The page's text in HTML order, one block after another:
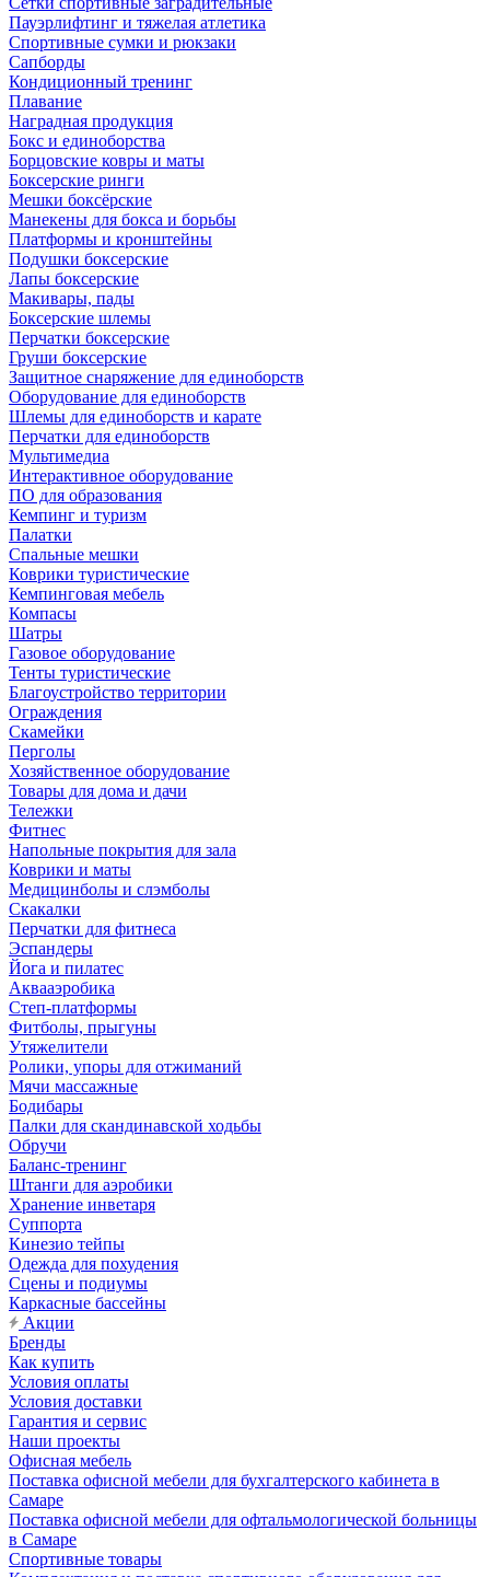
Пауэрлифтинг и тяжелая атлетика
Спортивные сумки и рюкзаки
Сапборды
Кондиционный тренинг
Плавание
Наградная продукция
Бокс и единоборства
Борцовские ковры и маты
Боксерские ринги
Мешки боксёрские
Манекены для бокса и борьбы
Платформы и кронштейны
Подушки боксерские
Лапы боксерские
Макивары, пады
Боксерские шлемы
Перчатки боксерские
Груши боксерские
Защитное снаряжение для единоборств
Оборудование для единоборств
Шлемы для единоборств и карате
Перчатки для единоборств
Мультимедиа
Интерактивное оборудование
ПО для образования
Кемпинг и туризм
Палатки
Спальные мешки
Коврики туристические
Кемпинговая мебель
Компасы
Шатры
Газовое оборудование
Тенты туристические
Благоустройство территории
Ограждения
Скамейки
Перголы
Хозяйственное оборудование
Товары для дома и дачи
Тележки
Фитнес
Напольные покрытия для зала
Коврики и маты
Медицинболы и слэмболы
Скакалки
Перчатки для фитнеса
Эспандеры
Йога и пилатес
Аквааэробика
Степ-платформы
Фитболы, прыгуны
Утяжелители
Ролики, упоры для отжиманий
Мячи массажные
Бодибары
Палки для скандинавской ходьбы
Обручи
Баланс-тренинг
Штанги для аэробики
Хранение инветаря
Суппорта
Кинезио тейпы
Одежда для похудения
Сцены и подиумы
Каркасные бассейны
Акции
Бренды
Как купить
Условия оплаты
Условия доставки
Гарантия и сервис
Наши проекты
Офисная мебель
Поставка офисной мебели для бухгалтерского кабинета в
Самаре
Поставка офисной мебели для офтальмологической больницы
в Самаре
Спортивные товары